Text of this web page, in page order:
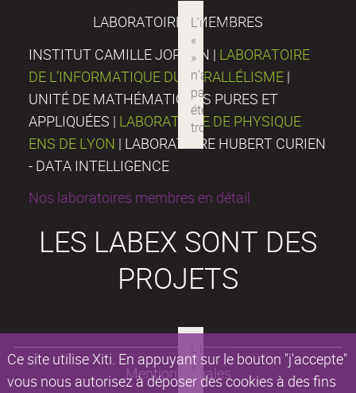
Ce site utilise Xiti. En appuyant sur le bouton "j'accepte"
vous nous autorisez à déposer des cookies à des fins
LABORATOIRES MEMBRES
INSTITUT CAMILLE JORDAN | LABORATOIRE
DE L’INFORMATIQUE DU PARALLÉLISME |
UNITÉ DE MATHÉMATIQUES PURES ET
APPLIQUÉES | LABORATOIRE DE PHYSIQUE
ENS DE LYON | LABORATOIRE HUBERT CURIEN
- DATA INTELLIGENCE
Nos laboratoires membres en détail
LES LABEX SONT DES
PROJETS
Mentions légales